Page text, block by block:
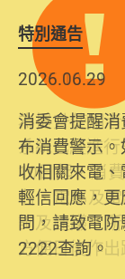
特別通告
2026.06.29
消委會提醒
布消費警示
收相關來電
輕信回應，
問，請致電
2222查詢。
2025.10.31
為提升使用
系統已經進
10日起，消
名、電郵及
詢及建議。
方便日後作出